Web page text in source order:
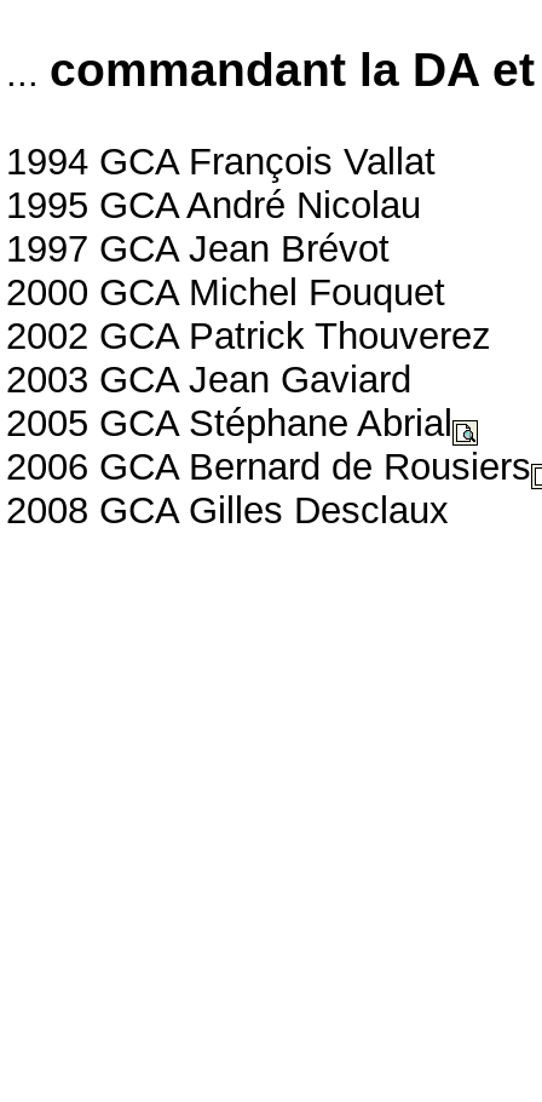
... commandant la DA
1994 GCA François Vallat
1995 GCA André Nicolau
1997 GCA Jean Brévot
2000 GCA Michel Fouquet
2002 GCA Patrick Thouverez
2003 GCA Jean Gaviard
2005 GCA Stéphane Abrial
2006 GCA Bernard de Rousiers
2008 GCA Gilles Desclaux